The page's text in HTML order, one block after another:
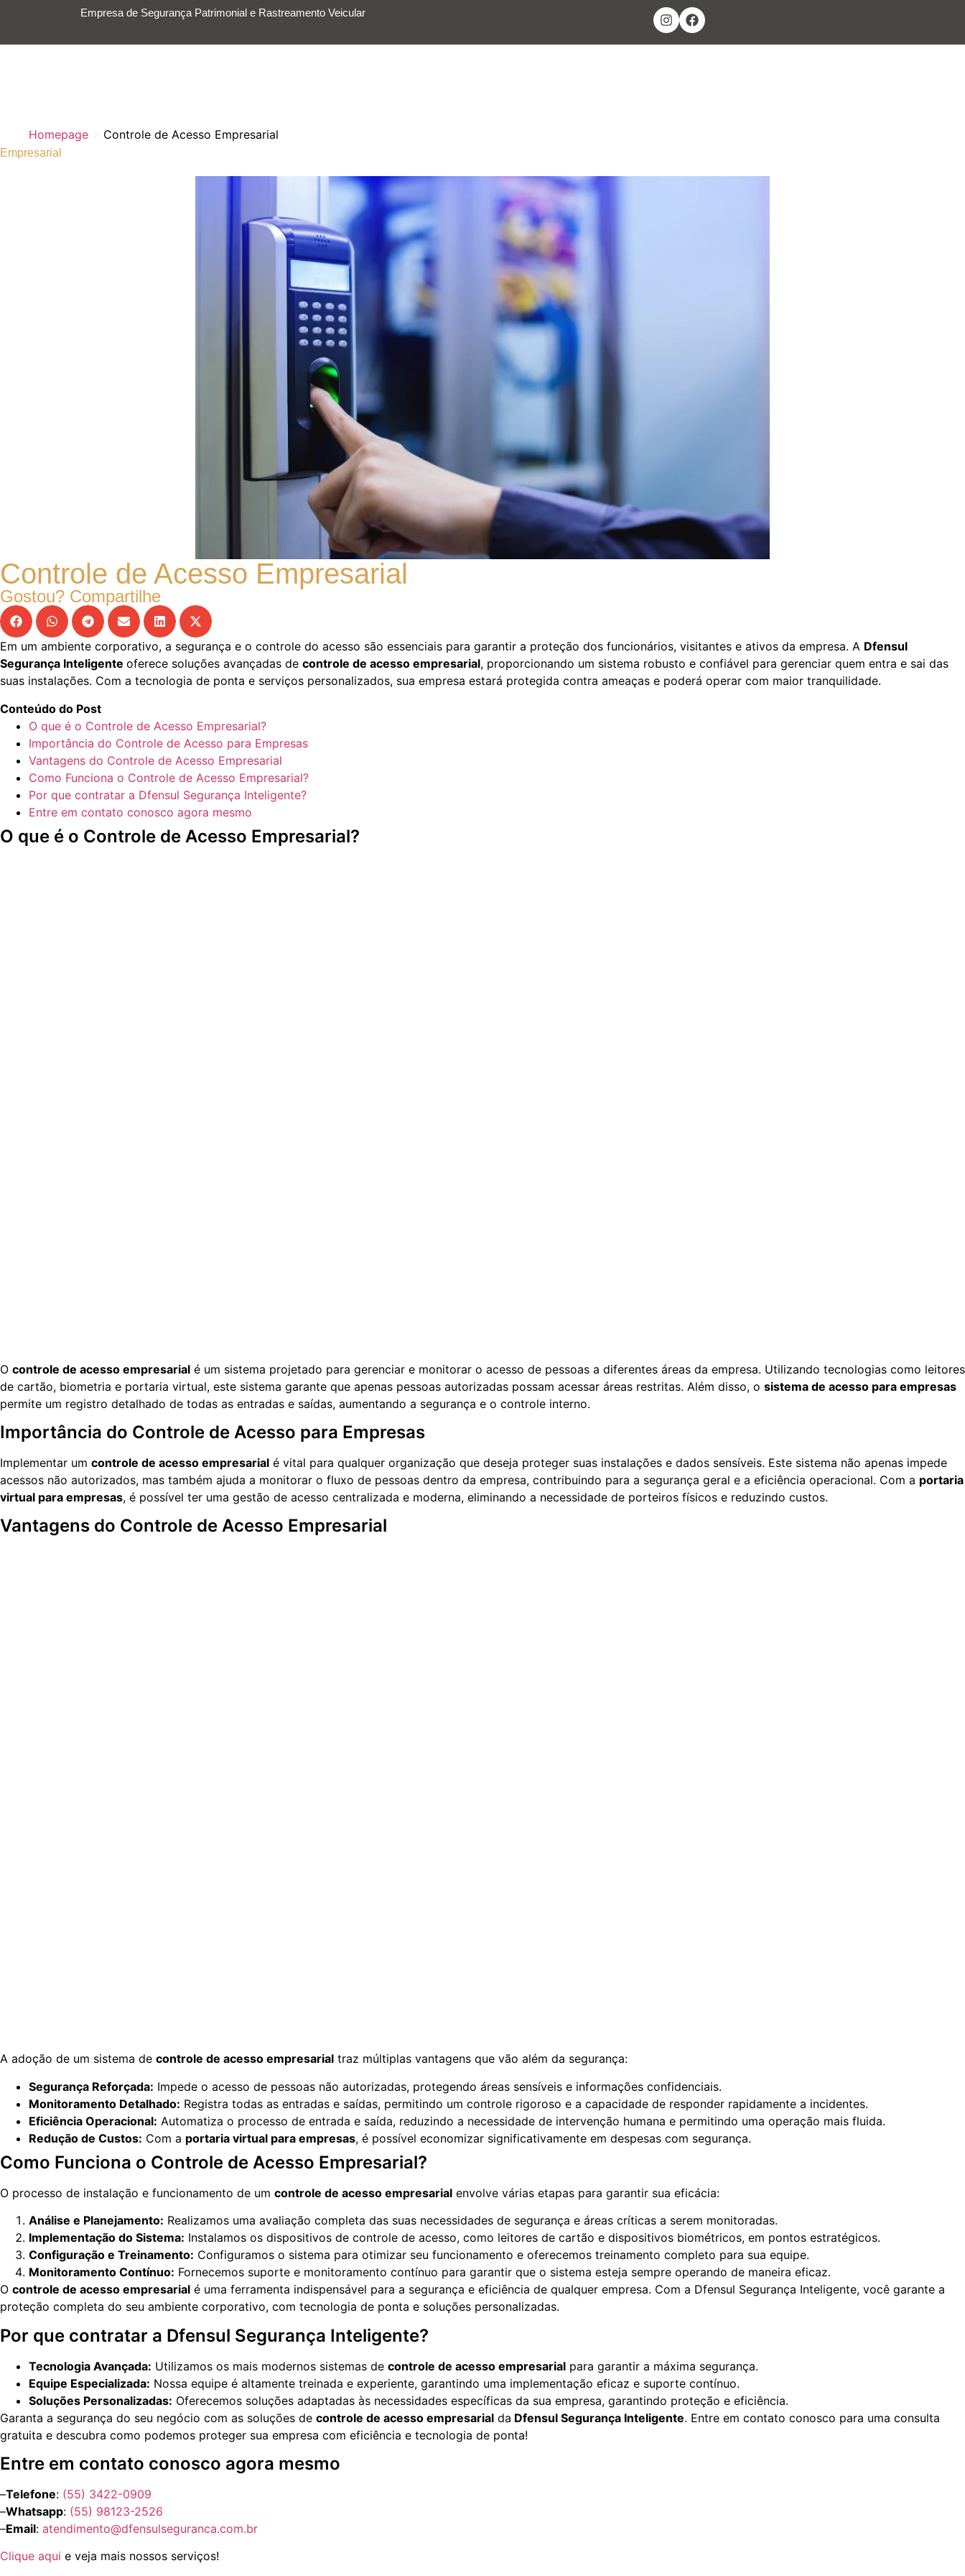
Empresa de Segurança Patrimonial e Rastreamento Veicular
Homepage > Controle de Acesso Empresarial
Empresarial
Controle de Acesso Empresarial
Gostou? Compartilhe
Em um ambiente corporativo, a segurança e o controle do acesso são essenciais para garantir a proteção dos funcionários, visitantes e ativos da empresa. A Dfensul
Segurança Inteligente oferece soluções avançadas de controle de acesso empresarial, proporcionando um sistema robusto e confiável para gerenciar quem entra e sai das
suas instalações. Com a tecnologia de ponta e serviços personalizados, sua empresa estará protegida contra ameaças e poderá operar com maior tranquilidade.
Conteúdo do Post
O que é o Controle de Acesso Empresarial?
Importância do Controle de Acesso para Empresas
Vantagens do Controle de Acesso Empresarial
Como Funciona o Controle de Acesso Empresarial?
Por que contratar a Dfensul Segurança Inteligente?
Entre em contato conosco agora mesmo
O que é o Controle de Acesso Empresarial?
O controle de acesso empresarial é um sistema projetado para gerenciar e monitorar o acesso de pessoas a diferentes áreas da empresa. Utilizando tecnologias como leitores
de cartão, biometria e portaria virtual, este sistema garante que apenas pessoas autorizadas possam acessar áreas restritas. Além disso, o sistema de acesso para empresas
permite um registro detalhado de todas as entradas e saídas, aumentando a segurança e o controle interno.
Importância do Controle de Acesso para Empresas
Implementar um controle de acesso empresarial é vital para qualquer organização que deseja proteger suas instalações e dados sensíveis. Este sistema não apenas impede
acessos não autorizados, mas também ajuda a monitorar o fluxo de pessoas dentro da empresa, contribuindo para a segurança geral e a eficiência operacional. Com a portaria
virtual para empresas, é possível ter uma gestão de acesso centralizada e moderna, eliminando a necessidade de porteiros físicos e reduzindo custos.
Vantagens do Controle de Acesso Empresarial
A adoção de um sistema de controle de acesso empresarial traz múltiplas vantagens que vão além da segurança:
Segurança Reforçada: Impede o acesso de pessoas não autorizadas, protegendo áreas sensíveis e informações confidenciais.
Monitoramento Detalhado: Registra todas as entradas e saídas, permitindo um controle rigoroso e a capacidade de responder rapidamente a incidentes.
Eficiência Operacional: Automatiza o processo de entrada e saída, reduzindo a necessidade de intervenção humana e permitindo uma operação mais fluida.
Redução de Custos: Com a portaria virtual para empresas, é possível economizar significativamente em despesas com segurança.
Como Funciona o Controle de Acesso Empresarial?
O processo de instalação e funcionamento de um controle de acesso empresarial envolve várias etapas para garantir sua eficácia:
Análise e Planejamento: Realizamos uma avaliação completa das suas necessidades de segurança e áreas críticas a serem monitoradas.
Implementação do Sistema: Instalamos os dispositivos de controle de acesso, como leitores de cartão e dispositivos biométricos, em pontos estratégicos.
Configuração e Treinamento: Configuramos o sistema para otimizar seu funcionamento e oferecemos treinamento completo para sua equipe.
Monitoramento Contínuo: Fornecemos suporte e monitoramento contínuo para garantir que o sistema esteja sempre operando de maneira eficaz.
O controle de acesso empresarial é uma ferramenta indispensável para a segurança e eficiência de qualquer empresa. Com a Dfensul Segurança Inteligente, você garante a
proteção completa do seu ambiente corporativo, com tecnologia de ponta e soluções personalizadas.
Por que contratar a Dfensul Segurança Inteligente?
Tecnologia Avançada: Utilizamos os mais modernos sistemas de controle de acesso empresarial para garantir a máxima segurança.
Equipe Especializada: Nossa equipe é altamente treinada e experiente, garantindo uma implementação eficaz e suporte contínuo.
Soluções Personalizadas: Oferecemos soluções adaptadas às necessidades específicas da sua empresa, garantindo proteção e eficiência.
Garanta a segurança do seu negócio com as soluções de controle de acesso empresarial da Dfensul Segurança Inteligente. Entre em contato conosco para uma consulta
gratuita e descubra como podemos proteger sua empresa com eficiência e tecnologia de ponta!
Entre em contato conosco agora mesmo
–Telefone: (55) 3422-0909
–Whatsapp: (55) 98123-2526
–Email: atendimento@dfensulseguranca.com.br
Clique aqui e veja mais nossos serviços!